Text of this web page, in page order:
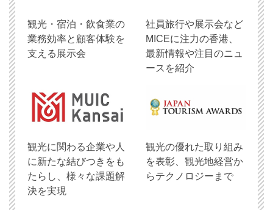
観光・宿泊・飲食業の
業務効率と顧客体験を
支える展示会
社員旅行や展示会など
MICEに注力の香港、
最新情報や注目のニュ
ースを紹介
観光に関わる企業や人
に新たな結びつきをも
たらし、様々な課題解
決を実現
観光の優れた取り組み
を表彰、観光地経営か
らテクノロジーまで